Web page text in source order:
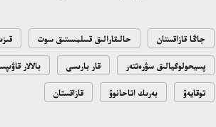
جاڭا قازاقستان حالىقارالىق قىىلمىستىق سوت
پسيحولوگيالىق سۋرەتتەر قار بارىسى بالالار
توقايەۆ بەرىك اتاحانوۆ قازاقستان